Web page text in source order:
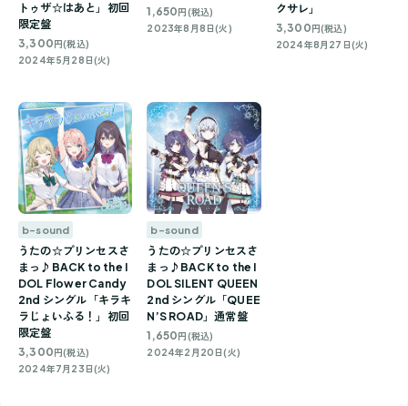
トゥザ☆はあと」初回
限定盤
3,300円(税込)
2024年5月28日(火)
1,650円(税込)
2023年8月8日(火)
クサレ」
3,300円(税込)
2024年8月27日(火)
b-sound
うたの☆プリンセスさ
まっ♪BACK to the I
DOL Flower Candy
2nd シングル「キラキ
ラじょいふる！」初回
限定盤
3,300円(税込)
2024年7月23日(火)
b-sound
うたの☆プリンセスさ
まっ♪BACK to the I
DOL SILENT QUEEN
2nd シングル「QUEE
N’S ROAD」通常盤
1,650 円(税込)
2024年2月20日(火)